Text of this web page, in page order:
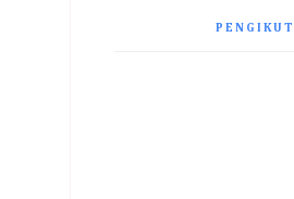
PENGIKUT